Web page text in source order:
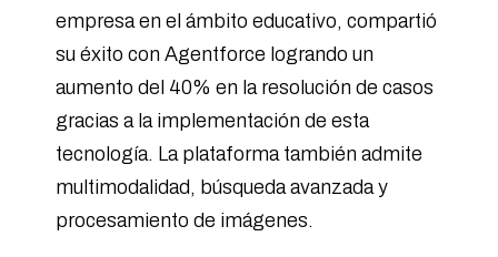
empresa en el ámbito educativo, compartió
su éxito con Agentforce logrando un
aumento del 40% en la resolución de casos
gracias a la implementación de esta
tecnología. La plataforma también admite
multimodalidad, búsqueda avanzada y
procesamiento de imágenes.